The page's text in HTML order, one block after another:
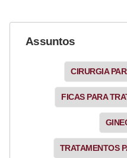
Assuntos
CIRURGIA
FICAS PARA
TRATAMENTOS